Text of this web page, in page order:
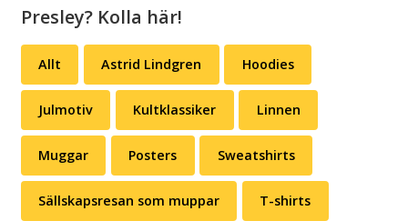
Presley? Kolla här!
Allt Astrid Lindgren Hoodies
Julmotiv Kultklassiker Linnen
Muggar Posters Sweatshirts
Sällskapsresan som muppar T-shirts